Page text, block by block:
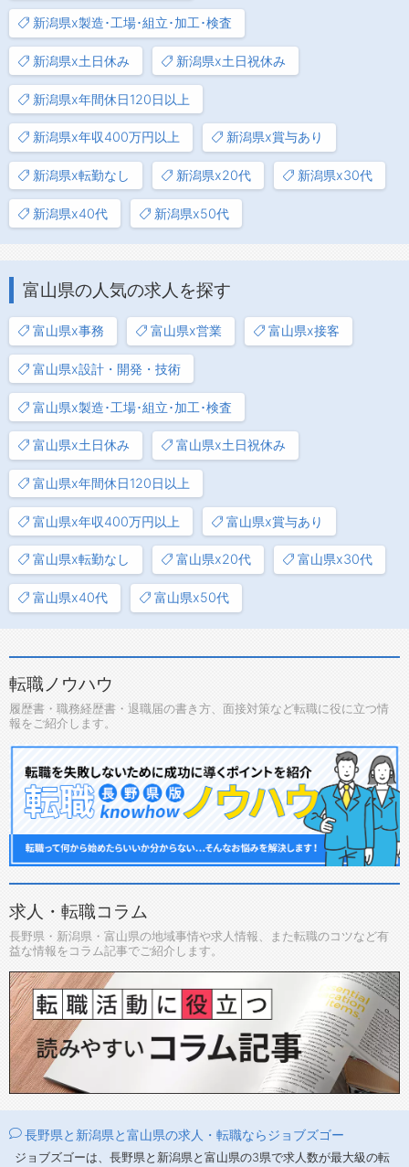
新潟県x製造･工場･組立･加工･検査
新潟県x土日休み 新潟県x土日祝休み
新潟県x年間休日120日以上
新潟県x年収400万円以上 新潟県x賞与あり
新潟県x転勤なし 新潟県x20代 新潟県x30代
新潟県x40代 新潟県x50代
富山県の人気の求人を探す
富山県x事務 富山県x営業 富山県x接客
富山県x設計・開発・技術
富山県x製造･工場･組立･加工･検査
富山県x土日休み 富山県x土日祝休み
富山県x年間休日120日以上
富山県x年収400万円以上 富山県x賞与あり
富山県x転勤なし 富山県x20代 富山県x30代
富山県x40代 富山県x50代
転職ノウハウ
履歴書・職務経歴書・退職届の書き方、面接対策など転職に役に立つ情
報をご紹介します。
求人・転職コラム
長野県・新潟県・富山県の地域事情や求人情報、また転職のコツなど有
益な情報をコラム記事でご紹介します。
長野県と新潟県と富山県の求人・転職ならジョブズゴー
ジョブズゴーは、長野県と新潟県と富山県の3県で求人数が最大級の転